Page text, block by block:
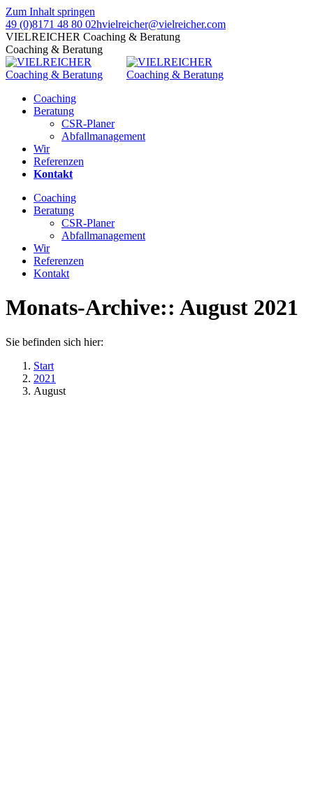
Zum Inhalt springen
49 (0)8171 48 80 02hvielreicher@vielreicher.com
VIELREICHER Coaching & Beratung
Coaching & Beratung
Coaching
Beratung
CSR-Planer
Abfallmanagement
Wir
Referenzen
Kontakt
Coaching
Beratung
CSR-Planer
Abfallmanagement
Wir
Referenzen
Kontakt
Monats-Archive:: August 2021
Sie befinden sich hier:
Start
2021
August